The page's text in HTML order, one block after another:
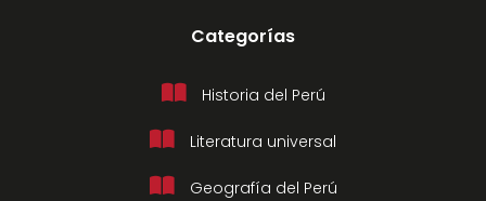
Categorías
Historia del Perú
Literatura universal
Geografía del Perú